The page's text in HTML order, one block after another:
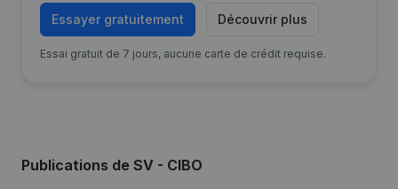
Essayer gratuitement Découvrir plus
Essai gratuit de 7 jours, aucune carte de crédit requise.
Publications de SV - CIBO